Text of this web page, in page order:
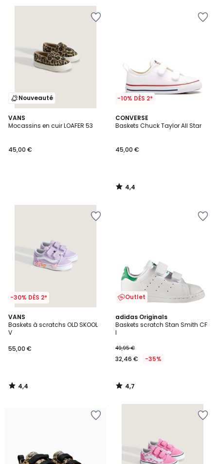
Nouveauté
VANS
Mocassins en cuir LOAFER 53
45,00 €
-10% DÈS 2*
CONVERSE
Baskets Chuck Taylor All Star
45,00 €
4,4
/ 5
4,4
/
-30% DÈS 2*
VANS
Baskets à scratchs OLD SKOOL
V
55,00 €
4,4
/ 5
4,4
/
Outlet
adidas Originals
Baskets scratch Stan Smith CF
I
49,95 €
32,46 € -35%
4,7
/ 5
4,7
/